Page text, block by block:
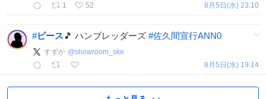
1
52 8月5日(水) 23:10
#ピース🎵 ハンブレッダーズ #佐久間宣行ANN0
すずか @showroom_ske
8月5日(水) 19:14